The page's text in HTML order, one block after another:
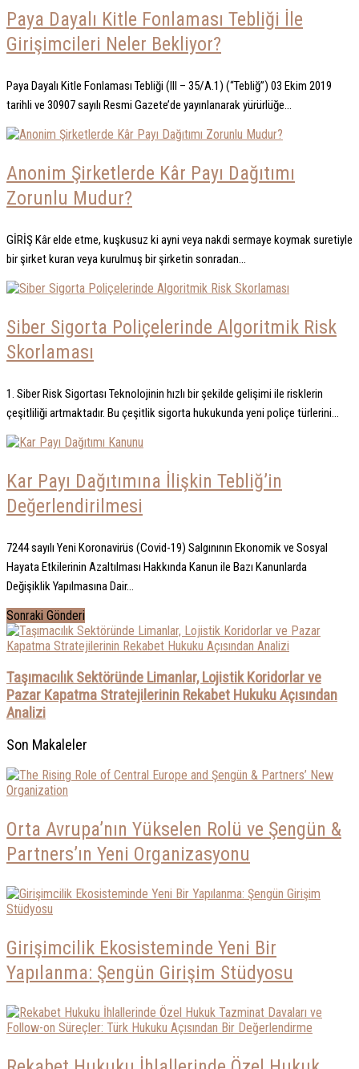
Paya Dayalı Kitle Fonlaması Tebliği İle
Girişimcileri Neler Bekliyor?
Paya Dayalı Kitle Fonlaması Tebliği (III – 35/A.1) (“Tebliğ”) 03 Ekim 2019
tarihli ve 30907 sayılı Resmi Gazete’de yayınlanarak yürürlüğe...
Anonim Şirketlerde Kâr Payı Dağıtımı
Zorunlu Mudur?
GİRİŞ Kâr elde etme, kuşkusuz ki ayni veya nakdi sermaye koymak suretiyle
bir şirket kuran veya kurulmuş bir şirketin sonradan...
Siber Sigorta Poliçelerinde Algoritmik Risk
Skorlaması
1. Siber Risk Sigortası Teknolojinin hızlı bir şekilde gelişimi ile risklerin
çeşitliliği artmaktadır. Bu çeşitlik sigorta hukukunda yeni poliçe türlerini...
Kar Payı Dağıtımına İlişkin Tebliğ’in
Değerlendirilmesi
7244 sayılı Yeni Koronavirüs (Covid-19) Salgınının Ekonomik ve Sosyal
Hayata Etkilerinin Azaltılması Hakkında Kanun ile Bazı Kanunlarda
Değişiklik Yapılmasına Dair...
Sonraki Gönderi
Taşımacılık Sektöründe Limanlar, Lojistik Koridorlar ve
Pazar Kapatma Stratejilerinin Rekabet Hukuku Açısından
Analizi
Son Makaleler
Orta Avrupa’nın Yükselen Rolü ve Şengün &
Partners’ın Yeni Organizasyonu
Girişimcilik Ekosisteminde Yeni Bir
Yapılanma: Şengün Girişim Stüdyosu